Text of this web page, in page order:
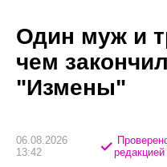
Один муж и
чем
"Измены"
06.08.2026
13:42
редакцией